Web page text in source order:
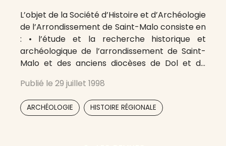
L’objet de la Société d’Histoire et d’Archéologie
de l’Arrondissement de Saint-Malo consiste en
: • l’étude et la recherche historique et
archéologique de l’arrondissement de Saint-
Malo et des anciens diocèses de Dol et de
historique et archéologique (monuments,
édifices, sites urbains ou naturels,
environnement, bibliothèques et archives…). La
Publié le 29 juillet 1998
ARCHÉOLOGIE HISTOIRE RÉGIONALE